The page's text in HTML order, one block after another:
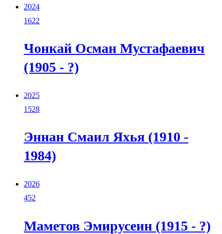
2024
1622
Чонкай Осман Мустафаевич
(1905 - ?)
2025
1528
Эннан Смаил Яхья (1910 -
1984)
2026
452
Маметов Эмирусеин (1915 - ?)